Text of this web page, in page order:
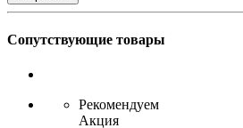
Сопутствующие товары
Рекомендуем
Акция